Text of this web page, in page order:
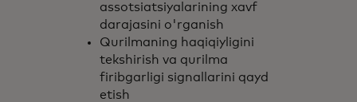
assotsiatsiyalarining xavf
darajasini o'rganish
Qurilmaning haqiqiyligini
tekshirish va qurilma
firibgarligi signallarini qayd
etish